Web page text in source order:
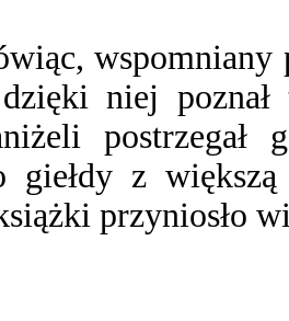
niej
giełdy z
przyniosło